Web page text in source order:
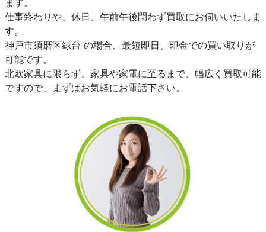
ます。
仕事終わりや、休日、午前午後問わず買取にお伺いいたしま
す。
神戸市須磨区緑台 の場合、最短即日、即金での買い取りが
可能です。
北欧家具に限らず、家具や家電に至るまで、幅広く買取可能
ですので、まずはお気軽にお電話下さい。